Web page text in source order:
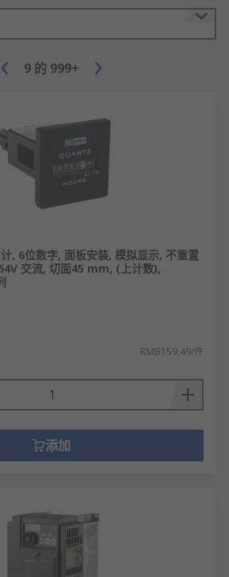
9 的 999+
, 6位数字, 面板安装, 模拟显示, 不重置
交流, 切面45 mm, (上计数),
RMB159.49/件
添加